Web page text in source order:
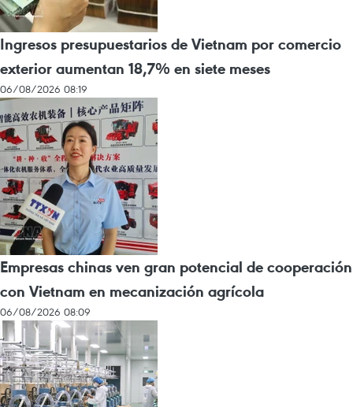
Ingresos presupuestarios de Vietnam por comercio
exterior aumentan 18,7% en siete meses
06/08/2026 08:19
Empresas chinas ven gran potencial de cooperación
con Vietnam en mecanización agrícola
06/08/2026 08:09